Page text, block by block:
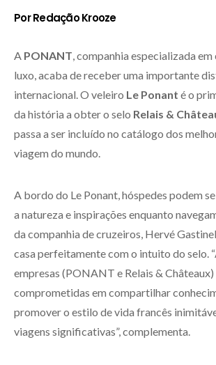
Por Redação Krooze
A PONANT , companhia especializada
luxo, acaba de receber uma importante
internacional. O veleiro Le Ponant é o
da história a obter o selo Relais &
passa a ser incluído no catálogo dos
viagem do mundo.
A bordo do Le Ponant, hóspedes podem
a natureza e inspirações enquanto
da companhia de cruzeiros, Hervé
casa perfeitamente com o intuito do selo.
empresas (PONANT e Relais & Châteaux)
comprometidas em compartilhar
promover o estilo de vida francês
viagens significativas”, complementa.